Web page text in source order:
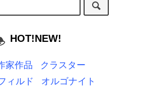
HOT!NEW!
家作品
クラスター
ィルド
オルゴナイト